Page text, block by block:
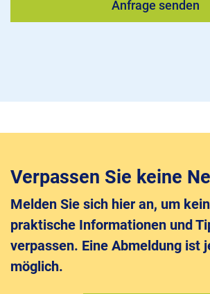
Verpassen Sie keine
Melden Sie sich hier an, um
praktische Informationen und
verpassen. Eine Abmeldung ist
möglich.